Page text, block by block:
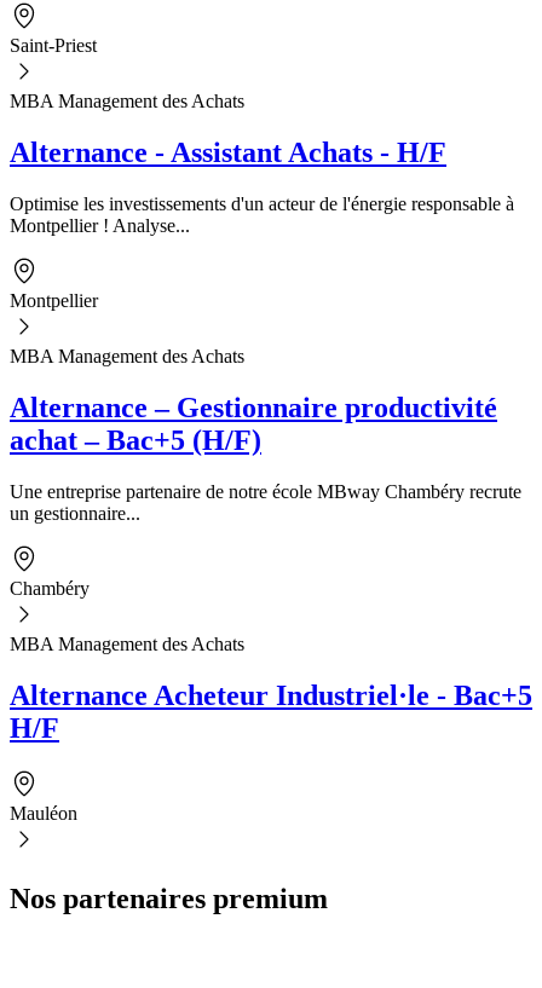
Saint-Priest
MBA Management des Achats
Alternance - Assistant Achats - H/F
Optimise les investissements d'un acteur de l'énergie responsable à
Montpellier ! Analyse...
Montpellier
MBA Management des Achats
Alternance – Gestionnaire productivité
achat – Bac+5 (H/F)
Une entreprise partenaire de notre école MBway Chambéry recrute
un gestionnaire...
Chambéry
MBA Management des Achats
Alternance Acheteur Industriel·le - Bac+5
H/F
Mauléon
Nos partenaires premium